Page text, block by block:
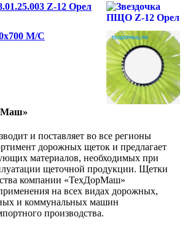
Z-12 Орел
М/С
и поставляет во все регионы
дорожных щеток и предлагает
материалов, необходимых при
щеточной продукции. Щетки
компании «ТехДорМаш»
на всех видах дорожных,
и коммунальных машин
производства.